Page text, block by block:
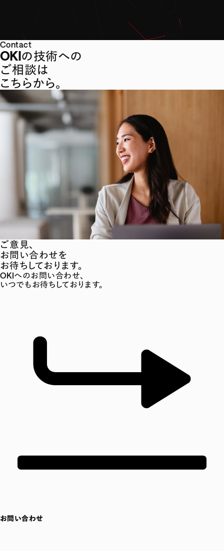
Contact
OKIの技術への
ご相談は
こちらから。
ご意見、
お問い合わせを
お待ちしております。
OKIへのお問い合わせ、
いつでもお待ちしております。
お問い合わせ